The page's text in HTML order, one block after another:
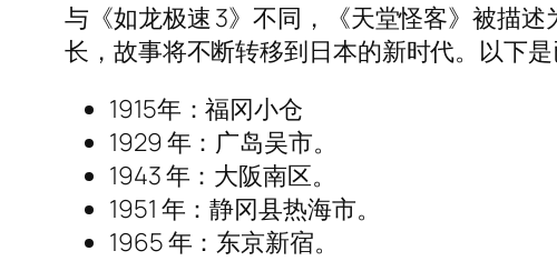
与《如龙极速 3》不同，《天堂怪客》被描
长，故事将不断转移到日本的新时代。以下
1915年：福冈小仓
1929 年：广岛吴市。
1943 年：大阪南区。
1951 年：静冈县热海市。
1965 年：东京新宿。